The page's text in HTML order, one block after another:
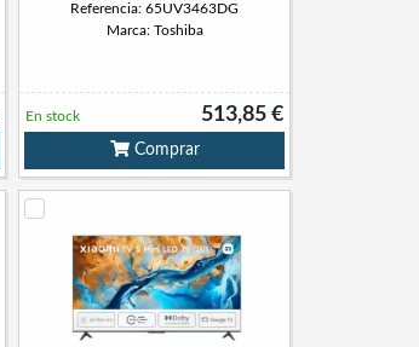
Referencia: 65UV3463DG
Marca: Toshiba
513,85 €
En stock
Comprar